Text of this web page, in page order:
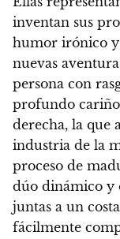
inventan sus
humor irónico y
nuevas
persona con
profundo
derecha, la que
industria de la
proceso de
dúo dinámico y
juntas a un
fácilmente